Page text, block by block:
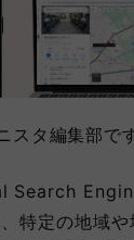
スタ編集部で
Search
特定の地域や